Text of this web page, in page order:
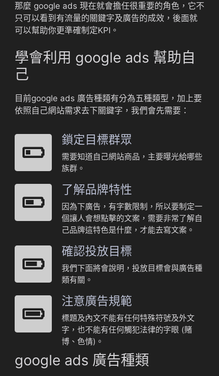
那麼 google ads 現在就會擔任很重要的角色，它不
只可以看到有流量的關鍵字及廣告的成效，後面就
可以幫助你更準確制定KPI。
學會利用 google ads 幫助自
己
目前google ads 廣告種類有分為五種類型，加上要
依照自己網站需求去下關鍵字，我們會先需要：
鎖定目標群眾
需要知道自己網站商品，主要曝光給哪些
族群。
了解品牌特性
因為下廣告，有字數限制，所以要制定一
個讓人會想點擊的文案，需要非常了解自
己品牌這特色是什麼，才能去寫文案。
確認投放目標
我們下面將會說明，投放目標會與廣告種
類有關。
注意廣告規範
標題及內文不能有任何特殊符號及外文
字，也不能有任何觸犯法律的字眼 (賭
博、色情)。
google ads 廣告種類